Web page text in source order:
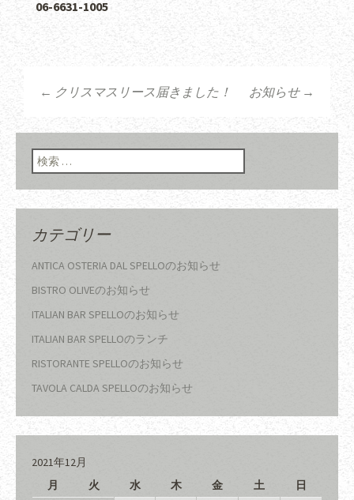
06-6631-1005
投稿ナビゲーショ
ン
← クリスマスリース届きました！ お知らせ →
検索:
カテゴリー
ANTICA OSTERIA DAL SPELLOのお知らせ
BISTRO OLIVEのお知らせ
ITALIAN BAR SPELLOのお知らせ
ITALIAN BAR SPELLOのランチ
RISTORANTE SPELLOのお知らせ
TAVOLA CALDA SPELLOのお知らせ
2021年12月
月
火 水 木 金 土 日